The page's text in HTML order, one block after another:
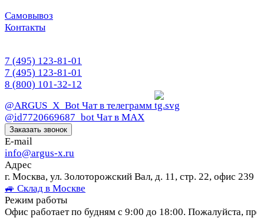
Самовывоз
Контакты
7 (495) 123-81-01
7 (495) 123-81-01
8 (800) 101-32-12
@ARGUS_X_Bot Чат в телеграмм
@id7720669687_bot Чат в МАХ
Заказать звонок
E-mail
info@argus-x.ru
Адрес
г. Москва, ул. Золоторожский Вал, д. 11, стр. 22, офис 239
🚙 Склад в Москве
Режим работы
Офис работает по будням с 9:00 до 18:00. Пожалуйста,